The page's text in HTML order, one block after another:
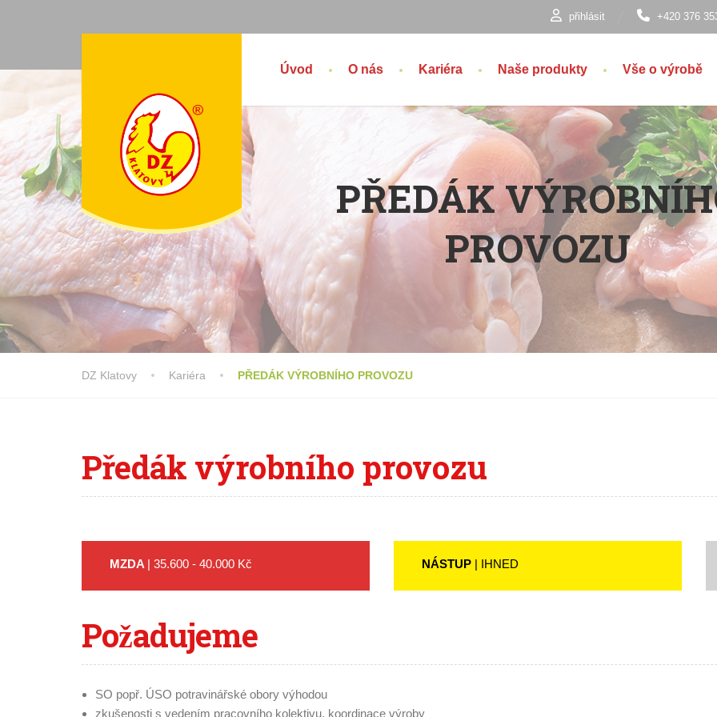
přihlásit +420 376
Úvod O nás Kariéra Naše produkty Vše o výrobě
PŘEDÁK
PROVOZU
DZ Klatovy Kariéra PŘEDÁK VÝROBNÍHO PROVOZU
Předák výrobního provozu
MZDA | 35.600 - 40.000 Kč NÁSTUP | IHNED
Požadujeme
SO popř. ÚSO potravinářské obory výhodou
zkušenosti s vedením pracovního kolektivu, koordinace výroby